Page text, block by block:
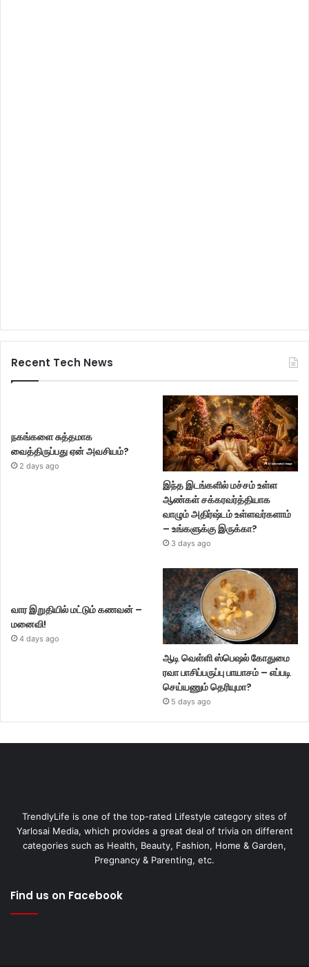
Recent Tech News
நகங்களை சுத்தமாக
வைத்திருப்பது ஏன் அவசியம்?
2 days ago
இந்த இடங்களில் மச்சம் உள்ள
ஆண்கள் சக்கரவர்த்தியாக
வாழும் அதிர்ஷ்டம் உள்ளவர்களாம்
– உங்களுக்கு இருக்கா?
3 days ago
வார இறுதியில் மட்டும் கணவன் –
மனைவி!
4 days ago
ஆடி வெள்ளி ஸ்பெஷல் கோதுமை
ரவா பாசிப்பருப்பு பாயாசம் – எப்படி
செய்யணும் தெரியுமா?
5 days ago
TrendlyLife is one of the top-rated Lifestyle category sites of
Yarlosai Media, which provides a great deal of trivia on different
categories such as Health, Beauty, Fashion, Home & Garden,
Pregnancy & Parenting, etc.
Find us on Facebook